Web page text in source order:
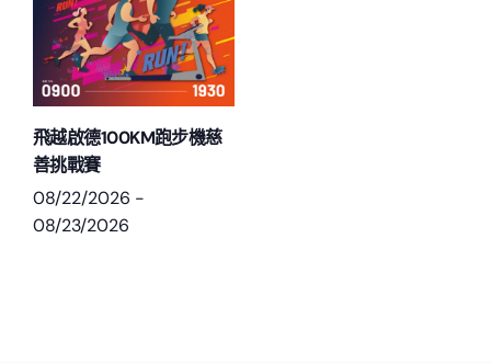
飛越啟德100KM跑步機慈
善挑戰賽
08/22/2026 -
08/23/2026